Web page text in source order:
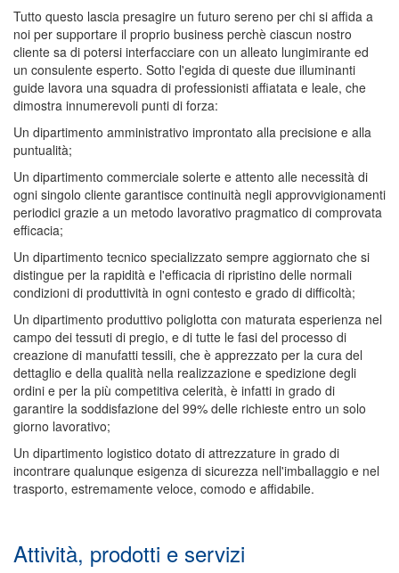
Tutto questo lascia presagire un futuro sereno per chi si affida a
noi per supportare il proprio business perchè ciascun nostro
cliente sa di potersi interfacciare con un alleato lungimirante ed
un consulente esperto. Sotto l'egida di queste due illuminanti
guide lavora una squadra di professionisti affiatata e leale, che
dimostra innumerevoli punti di forza:
Un dipartimento amministrativo improntato alla precisione e alla
puntualità;
Un dipartimento commerciale solerte e attento alle necessità di
ogni singolo cliente garantisce continuità negli approvvigionamenti
periodici grazie a un metodo lavorativo pragmatico di comprovata
efficacia;
Un dipartimento tecnico specializzato sempre aggiornato che si
distingue per la rapidità e l'efficacia di ripristino delle normali
condizioni di produttività in ogni contesto e grado di difficoltà;
Un dipartimento produttivo poliglotta con maturata esperienza nel
campo dei tessuti di pregio, e di tutte le fasi del processo di
creazione di manufatti tessili, che è apprezzato per la cura del
dettaglio e della qualità nella realizzazione e spedizione degli
ordini e per la più competitiva celerità, è infatti in grado di
garantire la soddisfazione del 99% delle richieste entro un solo
giorno lavorativo;
Un dipartimento logistico dotato di attrezzature in grado di
incontrare qualunque esigenza di sicurezza nell'imballaggio e nel
trasporto, estremamente veloce, comodo e affidabile.
Attività, prodotti e servizi